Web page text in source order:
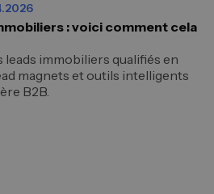
: voici comment cela
immobiliers qualifiés en
magnets et outils intelligents
B2B.